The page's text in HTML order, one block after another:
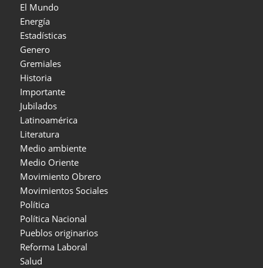
El Mundo
Energía
Estadísticas
Genero
Gremiales
Historia
Importante
Jubilados
Latinoamérica
Literatura
Medio ambiente
Medio Oriente
Movimiento Obrero
Movimientos Sociales
Política
Política Nacional
Pueblos originarios
Reforma Laboral
Salud